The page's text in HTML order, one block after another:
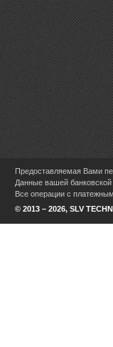
Предоставляемая Вами
Данные вашей
Все операции с
© 2013 – 2026, SLV